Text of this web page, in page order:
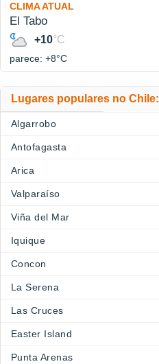
CLIMA ATUAL
El Tabo
+10°C
parece: +8°C
Lugares populares no Chile:
Algarrobo
Antofagasta
Arica
Valparaíso
Viña del Mar
Iquique
Concon
La Serena
Las Cruces
Easter Island
Punta Arenas